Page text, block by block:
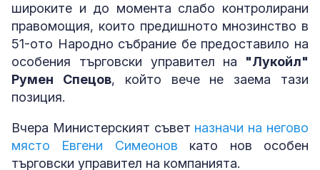
широките и до момента слабо контролирани
правомощия, които предишното мнозинство в
51-ото Народно събрание бе предоставило на
особения търговски управител на "Лукойл"
Румен Спецов, който вече не заема тази
позиция.
Вчера Министерският съвет назначи на негово
място Евгени Симеонов като нов особен
търговски управител на компанията.